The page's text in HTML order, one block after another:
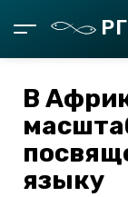
В
языку